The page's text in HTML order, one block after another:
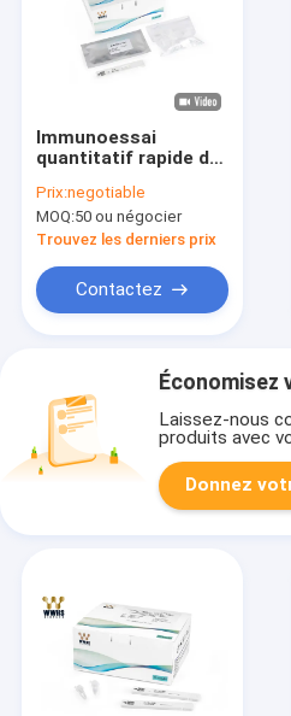
Immunoessai
quantitatif rapide de
FIA POCT du kit
WWHS d'essai de CK-
MB
Prix:negotiable
MOQ:50 ou négocier
Trouvez les derniers prix
Contactez
Économisez
Laissez-nous
produits avec
Donnez